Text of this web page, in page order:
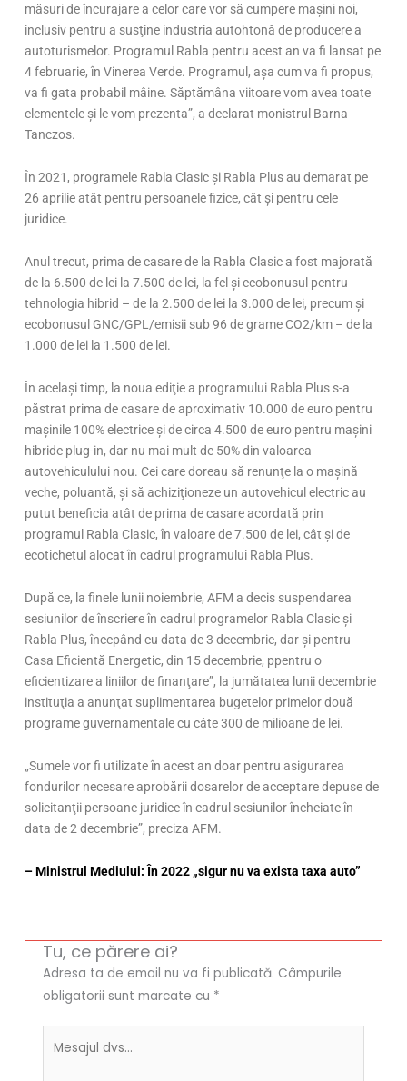
măsuri de încurajare a celor care vor să cumpere maşini noi,
inclusiv pentru a susţine industria autohtonă de producere a
autoturismelor. Programul Rabla pentru acest an va fi lansat pe
4 februarie, în Vinerea Verde. Programul, aşa cum va fi propus,
va fi gata probabil mâine. Săptămâna viitoare vom avea toate
elementele şi le vom prezenta”, a declarat monistrul Barna
Tanczos.
În 2021, programele Rabla Clasic şi Rabla Plus au demarat pe
26 aprilie atât pentru persoanele fizice, cât şi pentru cele
juridice.
Anul trecut, prima de casare de la Rabla Clasic a fost majorată
de la 6.500 de lei la 7.500 de lei, la fel şi ecobonusul pentru
tehnologia hibrid – de la 2.500 de lei la 3.000 de lei, precum şi
ecobonusul GNC/GPL/emisii sub 96 de grame CO2/km – de la
1.000 de lei la 1.500 de lei.
În acelaşi timp, la noua ediţie a programului Rabla Plus s-a
păstrat prima de casare de aproximativ 10.000 de euro pentru
mașinile 100% electrice şi de circa 4.500 de euro pentru maşini
hibride plug-in, dar nu mai mult de 50% din valoarea
autovehiculului nou. Cei care doreau să renunţe la o maşină
veche, poluantă, şi să achiziţioneze un autovehicul electric au
putut beneficia atât de prima de casare acordată prin
programul Rabla Clasic, în valoare de 7.500 de lei, cât şi de
ecotichetul alocat în cadrul programului Rabla Plus.
După ce, la finele lunii noiembrie, AFM a decis suspendarea
sesiunilor de înscriere în cadrul programelor Rabla Clasic şi
Rabla Plus, începând cu data de 3 decembrie, dar şi pentru
Casa Eficientă Energetic, din 15 decembrie, ppentru o
eficientizare a liniilor de finanţare”, la jumătatea lunii decembrie
instituţia a anunţat suplimentarea bugetelor primelor două
programe guvernamentale cu câte 300 de milioane de lei.
„Sumele vor fi utilizate în acest an doar pentru asigurarea
fondurilor necesare aprobării dosarelor de acceptare depuse de
solicitanţii persoane juridice în cadrul sesiunilor încheiate în
data de 2 decembrie”, preciza AFM.
– Ministrul Mediului: În 2022 „sigur nu va exista taxa auto”
Tu, ce părere ai?
Adresa ta de email nu va fi publicată. Câmpurile
obligatorii sunt marcate cu *